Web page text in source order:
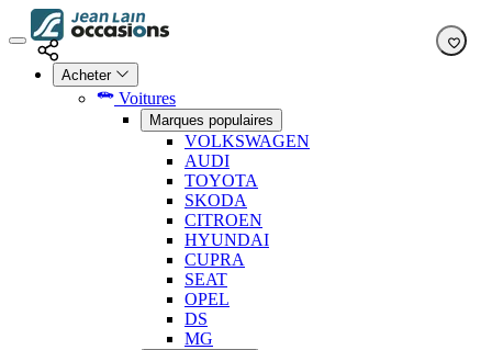
Acheter
Voitures
Marques populaires
VOLKSWAGEN
AUDI
TOYOTA
SKODA
CITROEN
HYUNDAI
CUPRA
SEAT
OPEL
DS
MG